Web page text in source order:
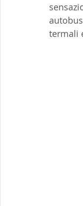
termali